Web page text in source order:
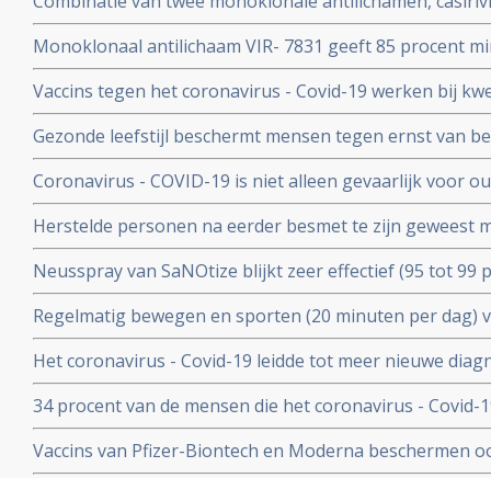
COV) kan ernstig zieke Covid-19 patienten die zelf
behoeden voor overlijden
Monoklonaal antilichaam VIR- 7831 geeft 85 procent
overlijden bij patienten met het coronavirus - COVID-
vergelijking met placebo
Vaccins tegen het coronavirus - Covid-19 werken bij
kankerpatienten onvoldoende blijkt uit groot
Gezonde leefstijl beschermt mensen tegen ernst van
- Covid-19. Blijkt uit groot Engels bevolkingsonderzoek
Coronavirus - COVID-19 is niet alleen gevaarlijk voor
volwassenen van middelbare leeftijd blijkt uit grote
Herstelde personen na eerder besmet te zijn geweest
waren niet besmettelijk voor anderen blijkt uit
professionele basketballers en personeel.
Neusspray van SaNOtize blijkt zeer effectief (95 tot 99
met het coronavirus - Covid-19 zowel bij lichte als
Regelmatig bewegen en sporten (20 minuten per
en leidt tot minder ziekenhuisopnames en sterfte door
Het coronavirus - Covid-19 leidde tot meer nieuwe
uitzaaiingen dan gebruikelijk. Ook werden
uitgesteld en onderbroken
34 procent van de mensen die het coronavirus -
problemen en werd een neurologische of
Vaccins van Pfizer-Biontech en Moderna beschermen